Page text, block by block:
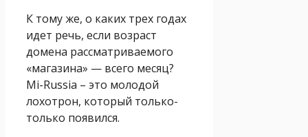
К тому же, о каких трех годах
идет речь, если возраст
домена рассматриваемого
«магазина» — всего месяц?
Mi-Russia – это молодой
лохотрон, который только-
только появился.